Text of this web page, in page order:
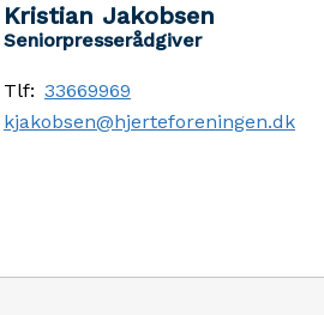
Kristian Jakobsen
Seniorpresserådgiver
Tlf: 33669969
kjakobsen@hjerteforeningen.dk